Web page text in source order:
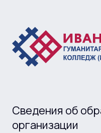
Сведения об
организации